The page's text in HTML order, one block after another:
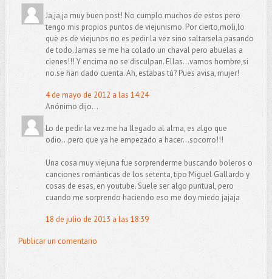
Ja,ja,ja muy buen post! No cumplo muchos de estos pero
tengo mis propios puntos de viejunismo. Por cierto,moli,lo
que es de viejunos no es pedir la vez sino saltarsela pasando
de todo. Jamas se me ha colado un chaval pero abuelas a
cienes!!! Y encima no se disculpan. Ellas...vamos hombre,si
no.se han dado cuenta. Ah, estabas tú? Pues avisa, mujer!
4 de mayo de 2012 a las 14:24
Anónimo dijo...
Lo de pedir la vez me ha llegado al alma, es algo que
odio...pero que ya he empezado a hacer...socorro!!!
Una cosa muy viejuna fue sorprenderme buscando boleros o
canciones románticas de los setenta, tipo Miguel Gallardo y
cosas de esas, en youtube. Suele ser algo puntual, pero
cuando me sorprendo haciendo eso me doy miedo jajaja
18 de julio de 2013 a las 18:39
Publicar un comentario